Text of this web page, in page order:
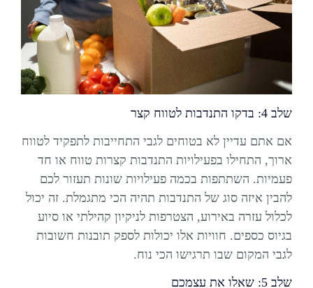
שלב 4: בדקו התנדבות לטווח קצר
אם אתם עדיין לא בטוחים לגבי התחייבות לתפקיד לטווח
ארוך, התחילו בפעילויות התנדבות קצרות טווח או חד
פעמיות. השתתפות בכמה פעילויות שונות תעזור לכם
להבין איזה סוג של התנדבות תהיה הכי מתגמלת. זה יכול
לכלול עזרה באירוע, הצטרפות לניקיון קהילתי או סיוע
בגיוס כספים. חוויות אלו יכולות לספק תובנות חשובות
לגבי המקום שבו תרגישו הכי נוח.
שלב 5: שאלו את עצמכם